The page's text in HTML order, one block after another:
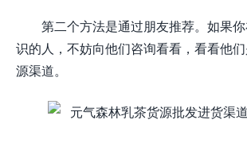
第二个方法是通过朋友推荐。如果
识的人，不妨向他们咨询看看，看看他
源渠道。